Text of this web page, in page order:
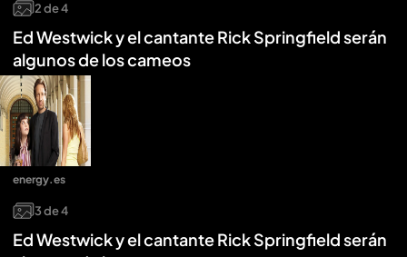
2de4
Ed Westwick y el cantante Rick Springfield serán
algunos de los cameos
3de4
Ed Westwick y el cantante Rick Springfield serán
energy.es